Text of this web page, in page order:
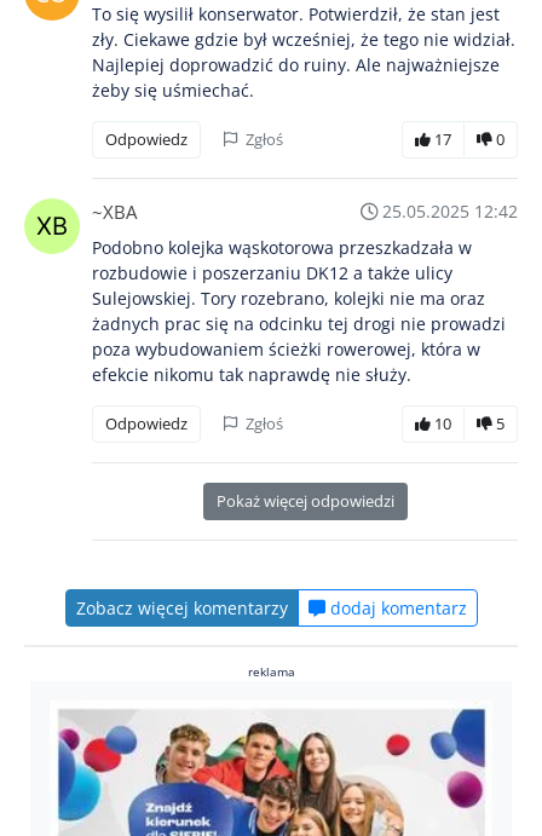
To się wysilił konserwator. Potwierdził, że stan jest
zły. Ciekawe gdzie był wcześniej, że tego nie widział.
Najlepiej doprowadzić do ruiny. Ale najważniejsze
żeby się uśmiechać.
Odpowiedz Zgłoś 17 0
~XBA
25.05.2025 12:42
Podobno kolejka wąskotorowa przeszkadzała w
rozbudowie i poszerzaniu DK12 a także ulicy
Sulejowskiej. Tory rozebrano, kolejki nie ma oraz
żadnych prac się na odcinku tej drogi nie prowadzi
poza wybudowaniem ścieżki rowerowej, która w
efekcie nikomu tak naprawdę nie służy.
Odpowiedz Zgłoś 10 5
Pokaż więcej odpowiedzi
Zobacz więcej komentarzy dodaj komentarz
reklama